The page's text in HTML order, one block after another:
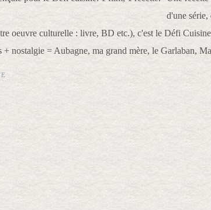
d'une série,
oeuvre culturelle : livre, BD etc.), c'est le Défi
+ nostalgie = Aubagne, ma grand mère, le Garlaban,